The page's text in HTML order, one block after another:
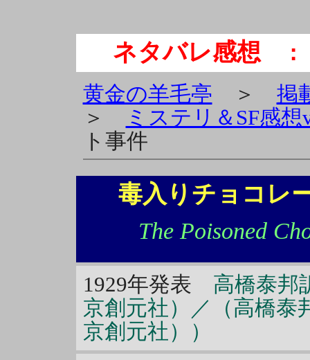
ネタバレ感想 ：
黄金の羊毛亭 ＞ 掲
＞
ミステリ＆SF感想
ト事件
毒入りチョコレ
The Poisoned
1929年発表 高橋泰邦
京創元社）／（高橋
京創元社））